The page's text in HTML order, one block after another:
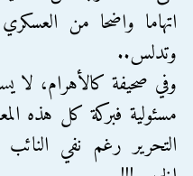
اتهاما واضحا من
وتدلس..
وفي صحيفة كالأهرام، لا
مسئولية فبركة كل هذه
التحرير رغم نفي